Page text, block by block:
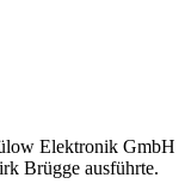
Elektronik GmbH
Brügge ausführte.